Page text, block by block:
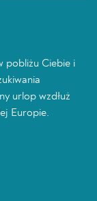
pobliżu Ciebie i
urlop wzdłuż
Europie.